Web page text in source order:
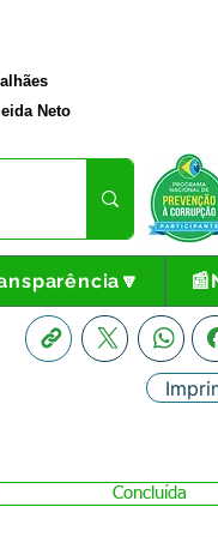
Neto
Concluída